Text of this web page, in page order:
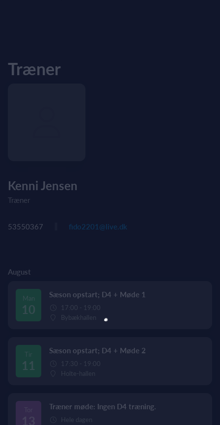
Træner
Kenni Jensen
Træner
53550367 fido2201@live.dk
August
Man
10
Sæson opstart; D4 + Møde 1
17:00 - 19:00
Bybækhallen
Tir
11
Sæson opstart; D4 + Møde 2
17:30 - 19:00
Holte-hallen
Træner møde: Ingen D4 træning.
Hele dagen